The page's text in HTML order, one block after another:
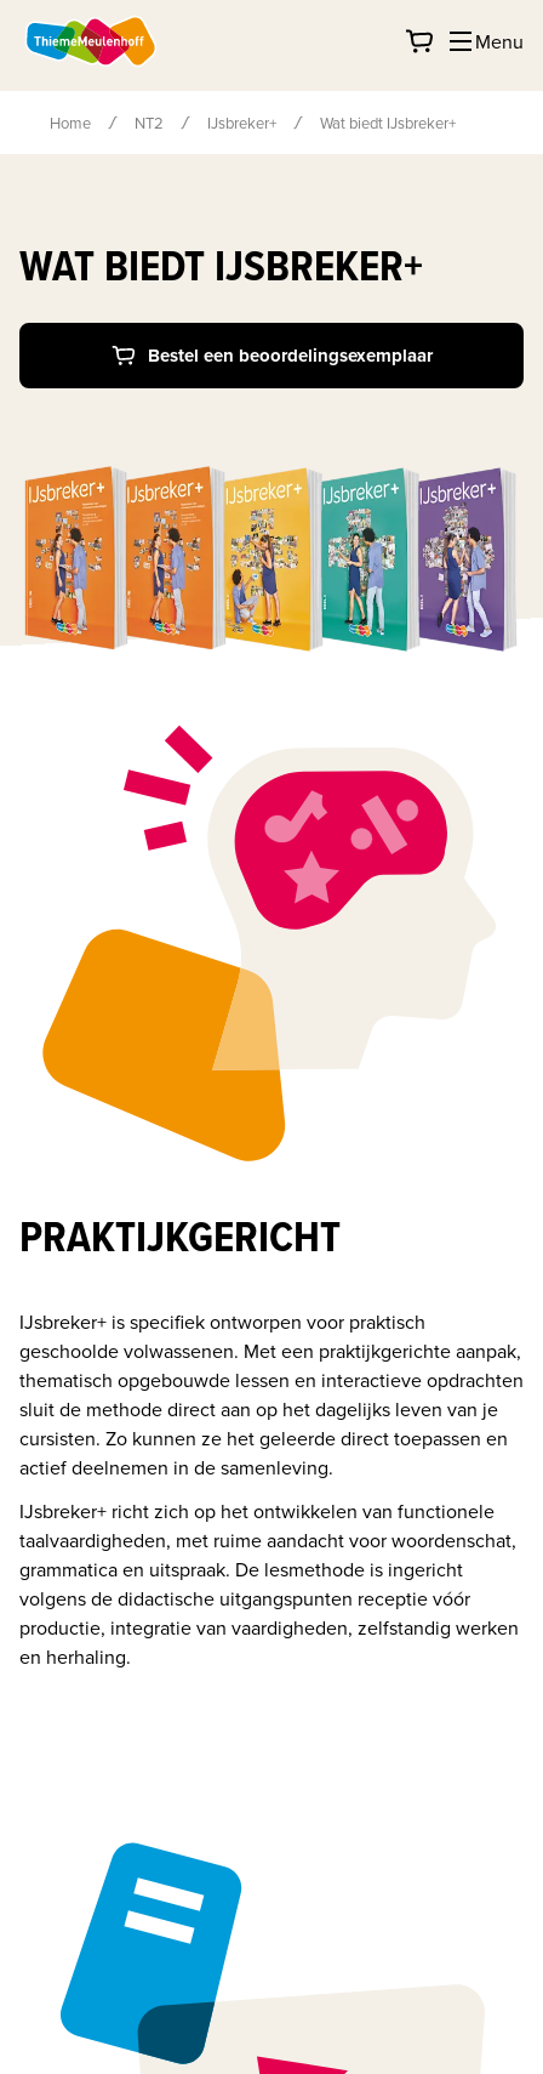
Menu
Home NT2 IJsbreker+ Wat biedt IJsbreker+
WAT BIEDT IJSBREKER+
Bestel een beoordelingsexemplaar
PRAKTIJKGERICHT
IJsbreker+ is specifiek ontworpen voor praktisch
geschoolde volwassenen. Met een praktijkgerichte aanpak,
thematisch opgebouwde lessen en interactieve opdrachten
sluit de methode direct aan op het dagelijks leven van je
cursisten. Zo kunnen ze het geleerde direct toepassen en
actief deelnemen in de samenleving.
IJsbreker+ richt zich op het ontwikkelen van functionele
taalvaardigheden, met ruime aandacht voor woordenschat,
grammatica en uitspraak. De lesmethode is ingericht
volgens de didactische uitgangspunten receptie vóór
productie, integratie van vaardigheden, zelfstandig werken
en herhaling.